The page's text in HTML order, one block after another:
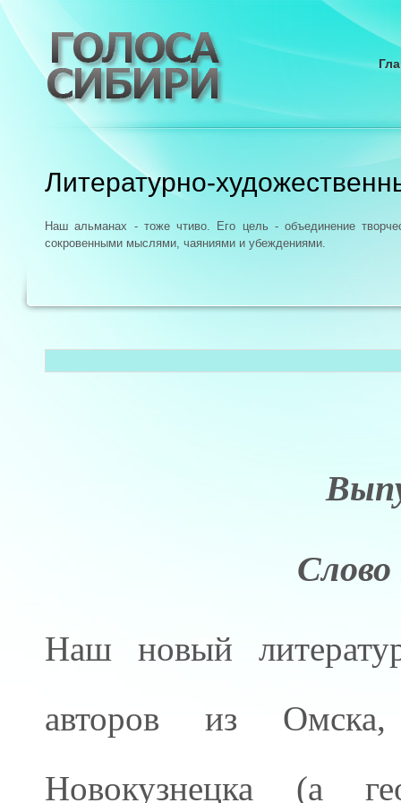
Литературно-
Наш альманах - тоже чтиво. Его цель - объединение
сокровенными мыслями, чаяниями и убеждениями.
Наш новый
авторов из Омска,
Новокузнецка (а